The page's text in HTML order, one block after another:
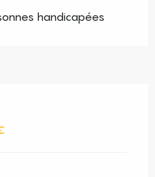
handicapées